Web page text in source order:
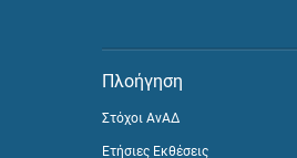
Πλοήγηση
Στόχοι ΑνΑΔ
Ετήσιες Εκθέσεις